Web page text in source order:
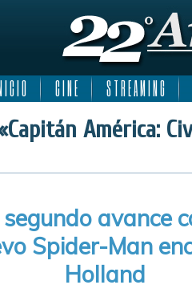
I C I O C I N E S T R E A M I N G
América:
avance
Spider-Man
Holland